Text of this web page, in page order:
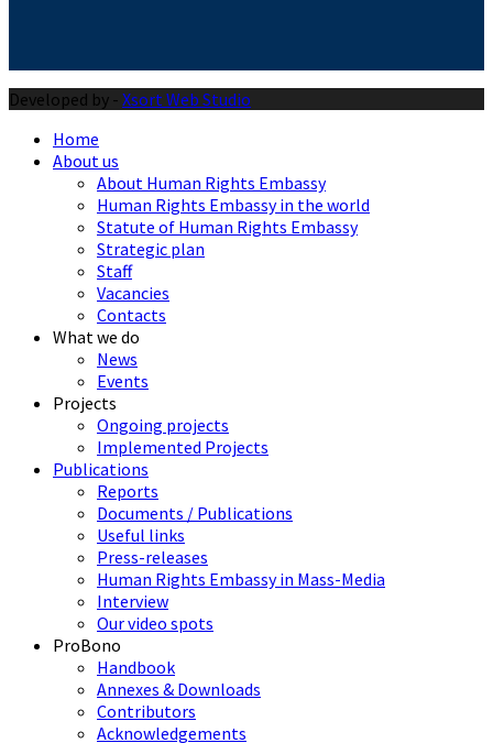
Developed by - Xsort Web Studio
Home
About us
About Human Rights Embassy
Human Rights Embassy in the world
Statute of Human Rights Embassy
Strategic plan
Staff
Vacancies
Contacts
What we do
News
Events
Projects
Ongoing projects
Implemented Projects
Publications
Reports
Documents / Publications
Useful links
Press-releases
Human Rights Embassy in Mass-Media
Interview
Our video spots
ProBono
Handbook
Annexes & Downloads
Contributors
Acknowledgements